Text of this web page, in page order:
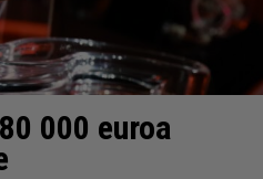
000 euroa